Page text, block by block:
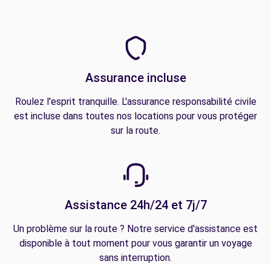
Assurance incluse
Roulez l'esprit tranquille. L'assurance responsabilité civile
est incluse dans toutes nos locations pour vous protéger
sur la route.
Assistance 24h/24 et 7j/7
Un problème sur la route ? Notre service d'assistance est
disponible à tout moment pour vous garantir un voyage
sans interruption.